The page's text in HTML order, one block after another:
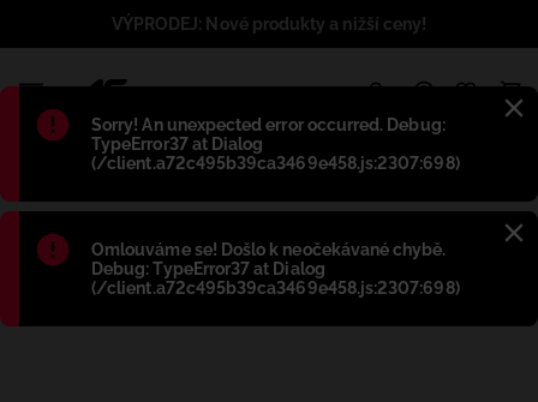
Błąd:
Sorry! An unexpected error occurred. Debug:
TypeError37 at Dialog
(/client.a72c495b39ca3469e458.js:2307:698)
Błąd:
Omlouváme se! Došlo k neočekávané chybě.
Debug: TypeError37 at Dialog
(/client.a72c495b39ca3469e458.js:2307:698)
VÝPRODEJ: Nové produkty a nižší ceny!